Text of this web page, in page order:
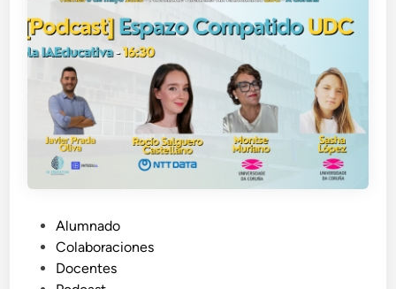
Alumnado
Colaboraciones
Docentes